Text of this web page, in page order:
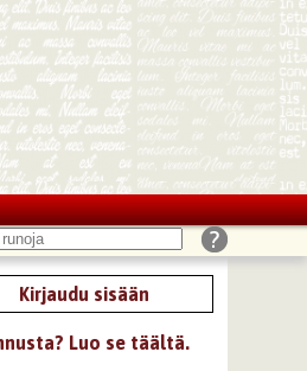
Kirjaudu sisään
Luo se täältä.